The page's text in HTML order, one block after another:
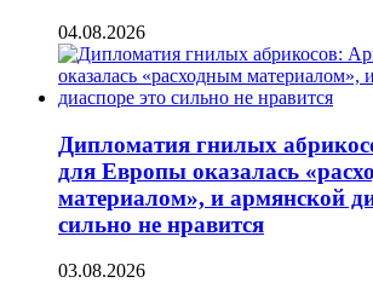
04.08.2026
Дипломатия гнилых
для Европы оказалась
материалом», и армянской
сильно не нравится
03.08.2026